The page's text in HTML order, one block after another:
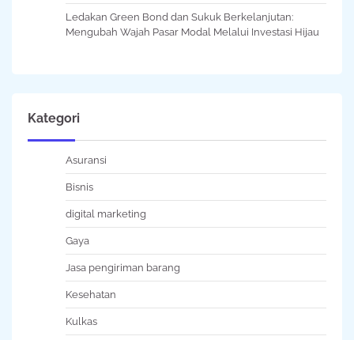
Ledakan Green Bond dan Sukuk Berkelanjutan:
Mengubah Wajah Pasar Modal Melalui Investasi Hijau
Kategori
Asuransi
Bisnis
digital marketing
Gaya
Jasa pengiriman barang
Kesehatan
Kulkas